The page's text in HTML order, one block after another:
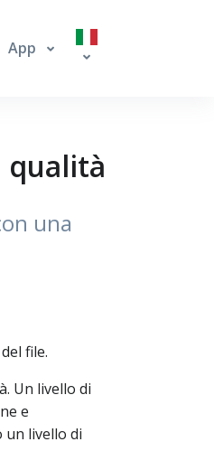
App
qualità
una
file.
Un livello di
e
un livello di